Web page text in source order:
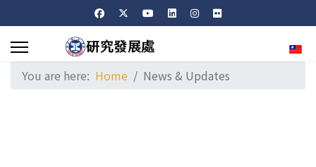
You are here: Home News & Updates